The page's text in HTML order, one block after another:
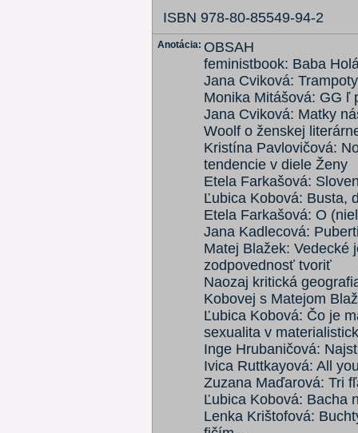
ISBN 978-80-85549-94-2
Anotácia: OBSAH
feministbook: Baba
Jana Cviková:
Monika Mitášová: GG ľ
Jana Cviková: Matky
Woolf o ženskej
Kristína Pavlovičová:
tendencie v diele Ženy
Etela Farkašová:
Ľubica Kobová: Busta,
Etela Farkašová: O
Jana Kadlecová:
Matej Blažek: Vedecké
zodpovednosť tvoriť
Naozaj kritická
Kobovej s Matejom
Ľubica Kobová: Čo je
sexualita v
Inge Hrubaničová:
Ivica Ruttkayová: All
Zuzana Maďarová: Tri
Ľubica Kobová: Bacha
Lenka Krištofová: